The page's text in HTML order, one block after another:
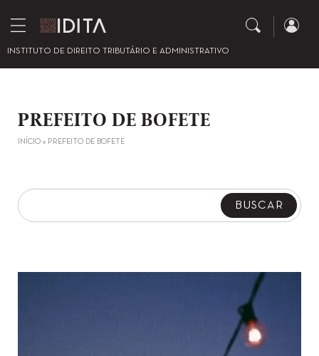
INSTITUTO DE DIREITO TRIBUTÁRIO E ADMINISTRATIVO
PREFEITO DE BOFETE
INÍCIO » PREFEITO DE BOFETE